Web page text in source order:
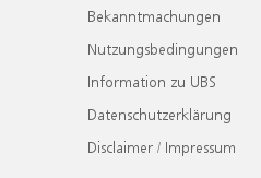
Bekanntmachungen
Nutzungsbedingungen
Information zu UBS
Datenschutzerklärung
Disclaimer / Impressum